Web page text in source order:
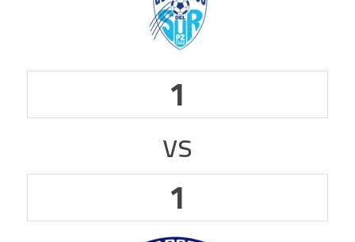
1
vs
1